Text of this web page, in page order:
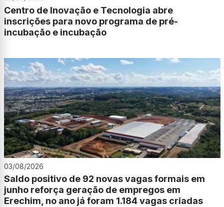
Centro de Inovação e Tecnologia abre
inscrições para novo programa de pré-
incubação e incubação
03/08/2026
Saldo positivo de 92 novas vagas formais em
junho reforça geração de empregos em
Erechim, no ano já foram 1.184 vagas criadas